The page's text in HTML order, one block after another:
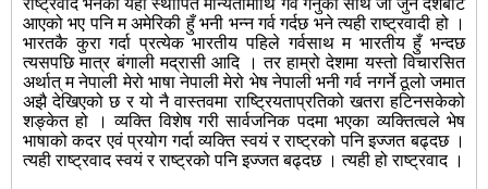
राष्ट्रवाद भनेको यहाँ स्थापित मान्यतामाथि गर्व गर्नुको साथै जो जुन देशबाट
आएको भए पनि म अमेरिकी हुँ भनी भन्न गर्व गर्दछ भने त्यही राष्ट्रवादी हो ।
भारतकै कुरा गर्दा प्रत्येक भारतीय पहिले गर्वसाथ म भारतीय हुँ भन्दछ
त्यसपछि मात्र बंगाली मद्रासी आदि । तर हाम्रो देशमा यस्तो विचारसित
अर्थात् म नेपाली मेरो भाषा नेपाली मेरो भेष नेपाली भनी गर्व नगर्ने ठूलो जमात
अझै देखिएको छ र यो नै वास्तवमा राष्ट्रियताप्रतिको खतरा हटिनसकेको
शङ्केत हो । व्यक्ति विशेष गरी सार्वजनिक पदमा भएका व्यक्तित्वले भेष
भाषाको कदर एवं प्रयोग गर्दा व्यक्ति स्वयं र राष्ट्रको पनि इज्जत बढ्दछ ।
त्यही राष्ट्रवाद स्वयं र राष्ट्रको पनि इज्जत बढ्दछ । त्यही हो राष्ट्रवाद ।